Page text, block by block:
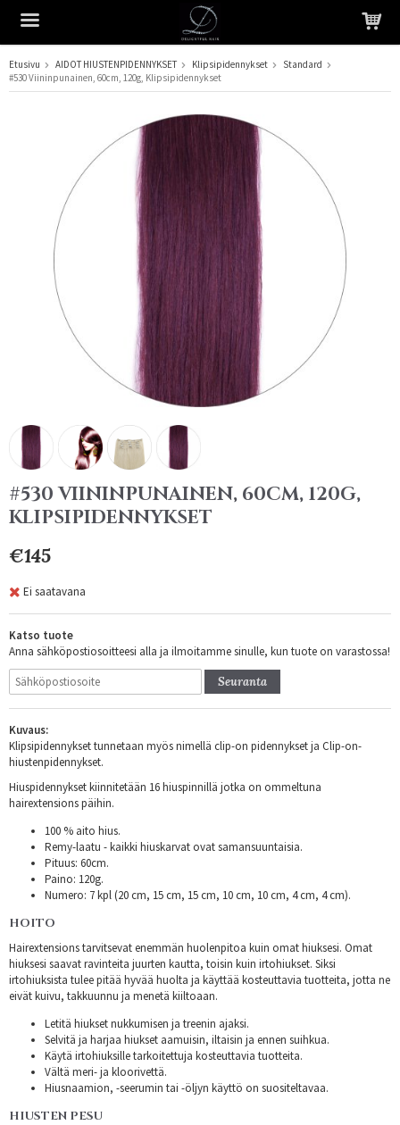
Tuote on lisätty ostoskoriin
Etusivu AIDOT HIUSTENPIDENNYKSET Klipsipidennykset
Standard
#530 Viininpunainen, 60cm, 120g, Klipsipidennykset
#530 VIININPUNAINEN, 60CM, 120G,
KLIPSIPIDENNYKSET
€145
Ei saatavana
Katso tuote
Anna sähköpostiosoitteesi alla ja ilmoitamme sinulle, kun tuote on varastossa!
Seuranta
Kuvaus:
Klipsipidennykset tunnetaan myös nimellä clip-on pidennykset ja Clip-on-
hiustenpidennykset.
Hiuspidennykset kiinnitetään 16 hiuspinnillä jotka on ommeltuna
hairextensions päihin.
100 % aito hius.
Remy-laatu - kaikki hiuskarvat ovat samansuuntaisia.
Pituus: 60cm.
Paino: 120g.
Numero: 7 kpl (20 cm, 15 cm, 15 cm, 10 cm, 10 cm, 4 cm, 4 cm).
HOITO
Hairextensions tarvitsevat enemmän huolenpitoa kuin omat hiuksesi. Omat
hiuksesi saavat ravinteita juurten kautta, toisin kuin irtohiukset. Siksi
irtohiuksista tulee pitää hyvää huolta ja käyttää kosteuttavia tuotteita, jotta ne
eivät kuivu, takkuunnu ja menetä kiiltoaan.
Letitä hiukset nukkumisen ja treenin ajaksi.
Selvitä ja harjaa hiukset aamuisin, iltaisin ja ennen suihkua.
Käytä irtohiuksille tarkoitettuja kosteuttavia tuotteita.
Vältä meri- ja kloorivettä.
Hiusnaamion, -seerumin tai -öljyn käyttö on suositeltavaa.
HIUSTEN PESU